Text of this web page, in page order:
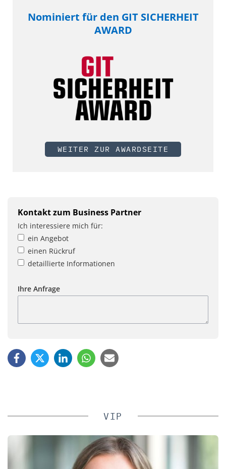
Nominiert für den GIT SICHERHEIT
AWARD
WEITER ZUR AWARDSEITE
Kontakt zum Business Partner
Ich interessiere mich für:
ein Angebot
einen Rückruf
detaillierte Informationen
Ihre Anfrage
VIP